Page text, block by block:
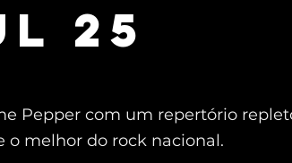
25
Pepper com um repertório
o melhor do rock nacional.